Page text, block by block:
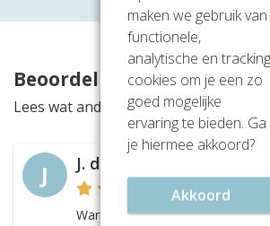
Beoordelingen
Lees wat anderen vinden van deze
J J. de Wild
Warme uitstraling.
maken we gebruik van
functionele,
analytische en tracking
cookies om je een zo
goed mogelijke
ervaring te bieden. Ga
je hiermee akkoord?
Akkoord